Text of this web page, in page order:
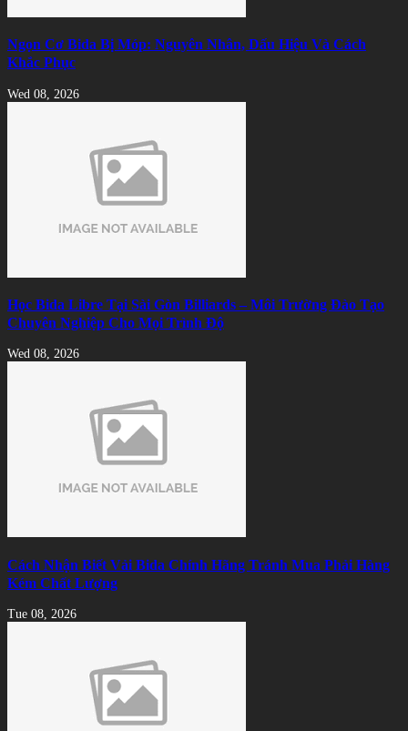
Ngọn Cơ Bida Bị Móp: Nguyên Nhân, Dấu Hiệu Và Cách
Khắc Phục
Wed 08, 2026
Học Bida Libre Tại Sài Gòn Billiards – Môi Trường Đào Tạo
Chuyên Nghiệp Cho Mọi Trình Độ
Wed 08, 2026
Cách Nhận Biết Vải Bida Chính Hãng Tránh Mua Phải Hàng
Kém Chất Lượng
Tue 08, 2026